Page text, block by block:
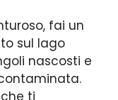
fai un
sul lago
nascosti e